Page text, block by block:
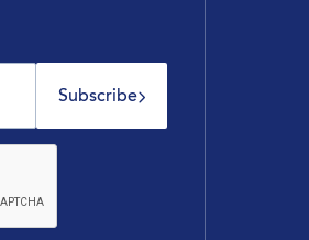
Subscribe